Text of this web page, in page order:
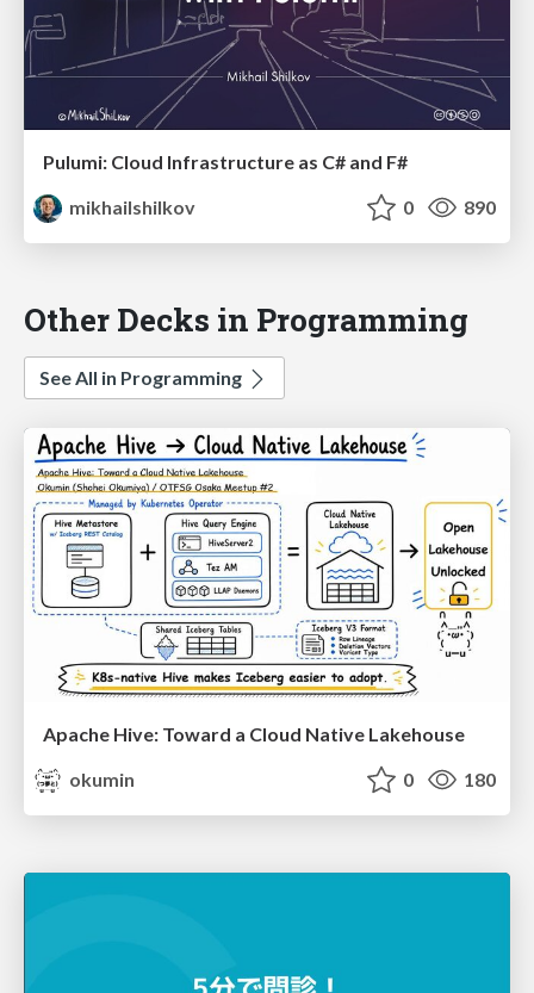
Pulumi: Cloud Infrastructure as C# and F#
mikhailshilkov
0 890
Other Decks in Programming
See All in Programming
Apache Hive: Toward a Cloud Native Lakehouse
okumin
0 180